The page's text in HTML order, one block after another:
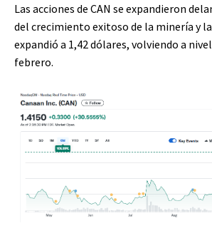
Las acciones de CAN se expandieron
del crecimiento exitoso de la minería y
expandió a 1,42 dólares, volviendo a
febrero.